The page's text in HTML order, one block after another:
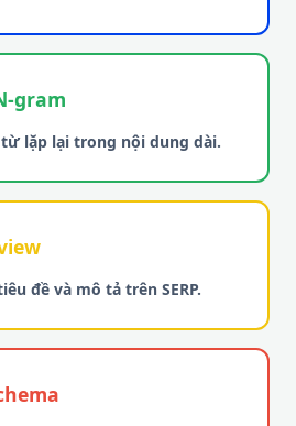
gram
lặp lại trong nội dung dài.
đề và mô tả trên SERP.